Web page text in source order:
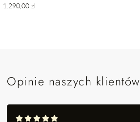
Cena
1.290,00 zl
Opinie naszych klientów